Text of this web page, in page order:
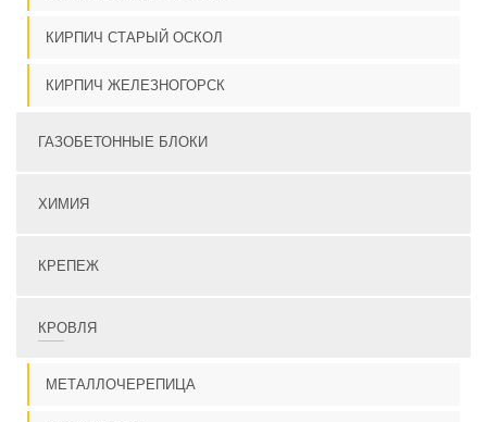
КИРПИЧ СТАРЫЙ ОСКОЛ
КИРПИЧ ЖЕЛЕЗНОГОРСК
ГАЗОБЕТОННЫЕ БЛОКИ
ХИМИЯ
КРЕПЕЖ
КРОВЛЯ
МЕТАЛЛОЧЕРЕПИЦА